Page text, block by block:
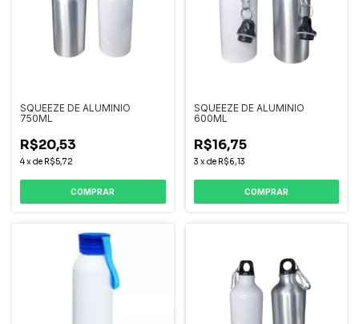
SQUEEZE DE ALUMINIO
750ML
R$20,53
4x de R$5,72
COMPRAR
SQUEEZE DE ALUMINIO
600ML
R$16,75
3 x de R$6,13
COMPRAR